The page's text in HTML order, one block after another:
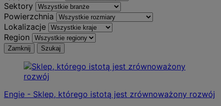
Sektory
Powierzchnia
Lokalizacje
Region
Zamknij Szukaj
Engie - Sklep, którego istotą jest zrównoważony rozwój